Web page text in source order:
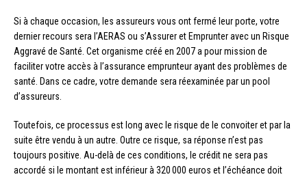
Si à chaque occasion, les assureurs vous ont fermé leur porte, votre
dernier recours sera l’AERAS ou s’Assurer et Emprunter avec un Risque
Aggravé de Santé. Cet organisme créé en 2007 a pour mission de
faciliter votre accès à l’assurance emprunteur ayant des problèmes de
santé. Dans ce cadre, votre demande sera réexaminée par un pool
d’assureurs.
Toutefois, ce processus est long avec le risque de le convoiter et par la
suite être vendu à un autre. Outre ce risque, sa réponse n’est pas
toujours positive. Au-delà de ces conditions, le crédit ne sera pas
accordé si le montant est inférieur à 320 000 euros et l’échéance doit